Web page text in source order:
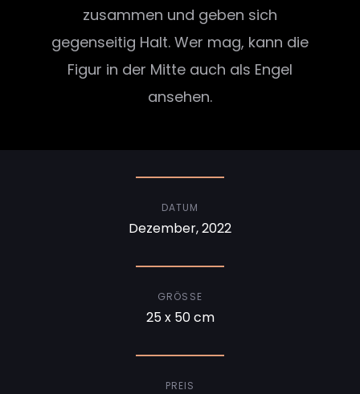
zusammen und geben sich
gegenseitig Halt. Wer mag, kann die
Figur in der Mitte auch als Engel
ansehen.
DATUM
Dezember, 2022
GRÖSSE
25 x 50 cm
PREIS